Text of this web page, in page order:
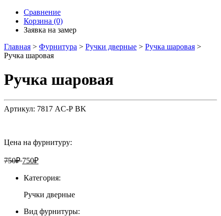
Сравнение
Корзина (0)
Заявка на замер
Главная > Фурнитура > Ручки дверные > Ручка шаровая >
Ручка шаровая
Ручка шаровая
Артикул: 7817 AС-Р BK
Цена на фурнитуру:
750₽ 750₽
Категория:
Ручки дверные
Вид фурнитуры: